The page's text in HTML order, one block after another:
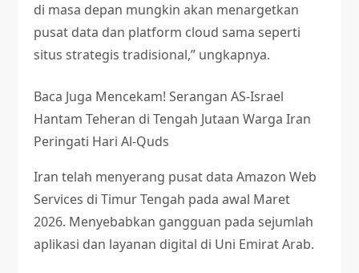
di masa depan mungkin akan menargetkan
pusat data dan platform cloud sama seperti
situs strategis tradisional,” ungkapnya.
Baca Juga Mencekam! Serangan AS-Israel
Hantam Teheran di Tengah Jutaan Warga Iran
Peringati Hari Al-Quds
Iran telah menyerang pusat data Amazon Web
Services di Timur Tengah pada awal Maret
2026. Menyebabkan gangguan pada sejumlah
aplikasi dan layanan digital di Uni Emirat Arab.